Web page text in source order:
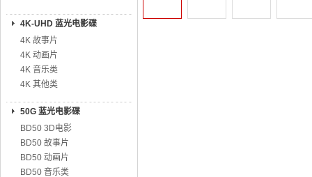
4K-UHD 蓝光电影碟
4K 故事片
4K 动画片
4K 音乐类
4K 其他类
50G 蓝光电影碟
BD50 3D电影
BD50 故事片
BD50 动画片
BD50 音乐类